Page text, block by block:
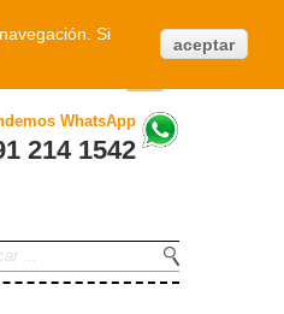
WhatsApp
214 1542
Si
aceptar